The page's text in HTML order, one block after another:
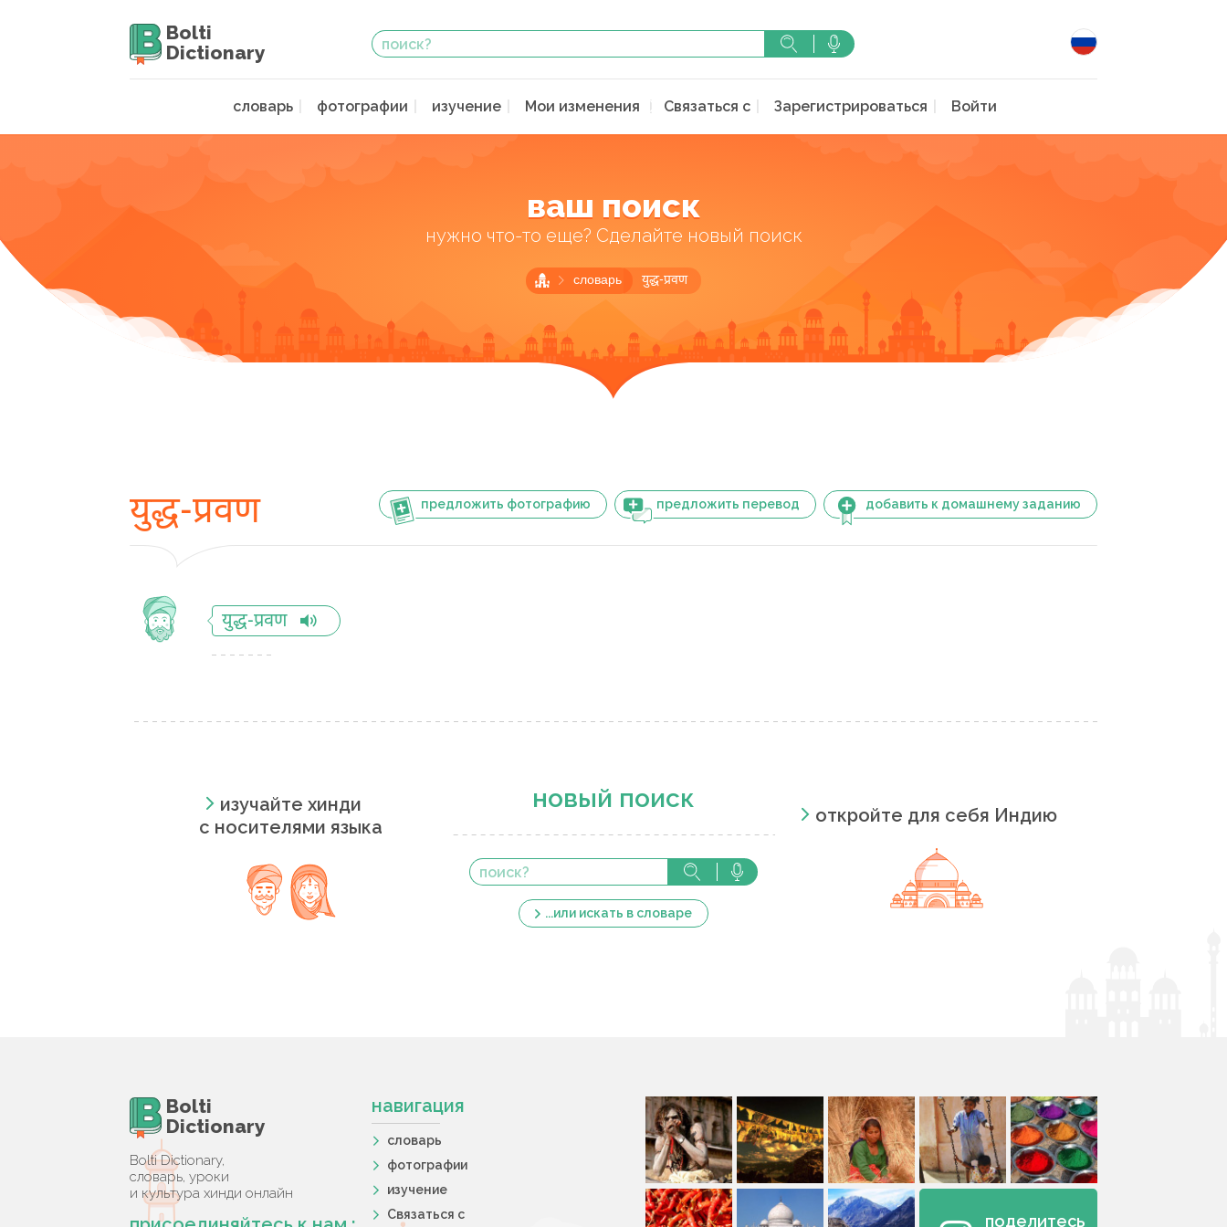
Bolti
Dictionary
словарь фотографии изучение Мои изменения Связаться с Зарегистрироваться Войти
ваш поиск
нужно что-то еще? Сделайте новый поиск
словарь युद्ध-प्रवण
предложить фотографию предложить перевод добавить к домашнему заданию
युद्ध-प्रवण
युद्ध-प्रवण
изучайте хинди
с носителями языка
новый поиск
...или искать в словаре
откройте для себя Индию
Bolti
Dictionary
Bolti Dictionary,
словарь, уроки
и культура хинди онлайн
навигация
словарь
фотографии
изучение
Связаться с
поделитесь